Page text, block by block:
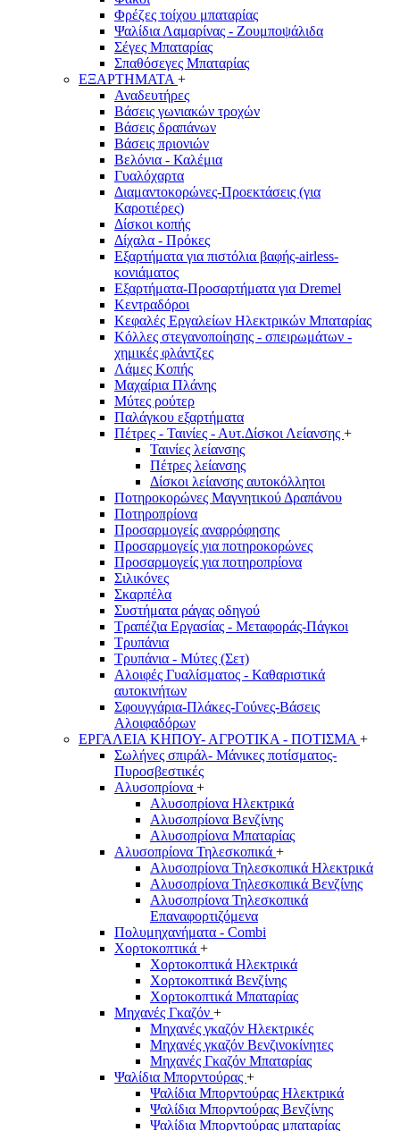
Φρέζες τοίχου μπαταρίας
Ψαλίδια Λαμαρίνας - Ζουμποψάλιδα
Σέγες Μπαταρίας
Σπαθόσεγες Μπαταρίας
ΕΞΑΡΤΗΜΑΤΑ +
Αναδευτήρες
Βάσεις γωνιακών τροχών
Βάσεις δραπάνων
Βάσεις πριονιών
Βελόνια - Καλέμια
Γυαλόχαρτα
Διαμαντοκορώνες-Προεκτάσεις (για
Καροτιέρες)
Δίσκοι κοπής
Δίχαλα - Πρόκες
Εξαρτήματα για πιστόλια βαφής-airless-
κονιάματος
Εξαρτήματα-Προσαρτήματα για Dremel
Κεντραδόροι
Κεφαλές Εργαλείων Ηλεκτρικών Μπαταρίας
Κόλλες στεγανοποίησης - σπειρωμάτων -
χημικές φλάντζες
Λάμες Κοπής
Μαχαίρια Πλάνης
Μύτες ρούτερ
Παλάγκου εξαρτήματα
Πέτρες - Ταινίες - Αυτ.Δίσκοι Λείανσης +
Ταινίες λείανσης
Πέτρες λείανσης
Δίσκοι λείανσης αυτοκόλλητοι
Ποτηροκορώνες Μαγνητικού Δραπάνου
Ποτηροπρίονα
Προσαρμογείς αναρρόφησης
Προσαρμογείς για ποτηροκορώνες
Προσαρμογείς για ποτηροπρίονα
Σιλικόνες
Σκαρπέλα
Συστήματα ράγας οδηγού
Τραπέζια Εργασίας - Μεταφοράς-Πάγκοι
Τρυπάνια
Τρυπάνια - Μύτες (Σετ)
Αλοιφές Γυαλίσματος - Καθαριστικά
αυτοκινήτων
Σφουγγάρια-Πλάκες-Γούνες-Βάσεις
Αλοιφαδόρων
ΕΡΓΑΛΕΙΑ ΚΗΠΟΥ- ΑΓΡΟΤΙΚΑ - ΠΟΤΙΣΜΑ +
Σωλήνες σπιράλ- Μάνικες ποτίσματος-
Πυροσβεστικές
Αλυσοπρίονα +
Αλυσοπρίονα Ηλεκτρικά
Αλυσοπρίονα Βενζίνης
Αλυσοπρίονα Μπαταρίας
Αλυσοπρίονα Τηλεσκοπικά +
Αλυσοπρίονα Τηλεσκοπικά Ηλεκτρικά
Αλυσοπρίονα Τηλεσκοπικά Βενζίνης
Αλυσοπρίονα Τηλεσκοπικά
Επαναφορτιζόμενα
Πολυμηχανήματα - Combi
Χορτοκοπτικά +
Χορτοκοπτικά Ηλεκτρικά
Χορτοκοπτικά Βενζίνης
Χορτοκοπτικά Μπαταρίας
Μηχανές Γκαζόν +
Μηχανές γκαζόν Ηλεκτρικές
Μηχανές γκαζόν Βενζινοκίνητες
Μηχανές Γκαζόν Μπαταρίας
Ψαλίδια Μπορντούρας +
Ψαλίδια Μπορντούρας Hλεκτρικά
Ψαλίδια Μπορντούρας Βενζίνης
Ψαλίδια Μπορντούρας μπαταρίας